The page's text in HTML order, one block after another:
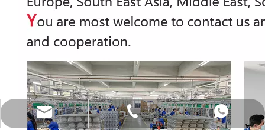
katy@jmhomemaster.com
+86-750-3318790
WhatsApp